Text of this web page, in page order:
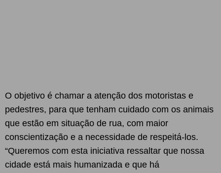
O objetivo é chamar a atenção dos motoristas e
pedestres, para que tenham cuidado com os animais
que estão em situação de rua, com maior
conscientização e a necessidade de respeitá-los.
“Queremos com esta iniciativa ressaltar que nossa
cidade está mais humanizada e que há